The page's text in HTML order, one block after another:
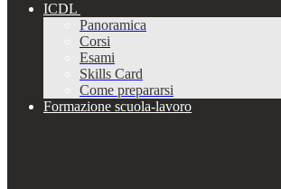
ICDL
Panoramica
Corsi
Esami
Skills Card
Come prepararsi
Formazione scuola-lavoro